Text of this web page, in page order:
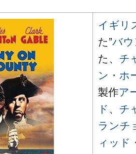
イギリ
た”バ
た、 チ
ン・ホ
製作ア
ド 、 チ
ランチ
ィッド